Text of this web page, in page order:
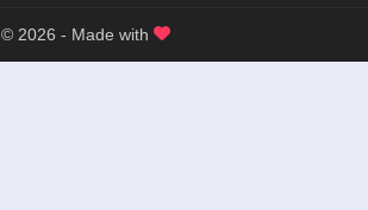
© 2026 - Made with